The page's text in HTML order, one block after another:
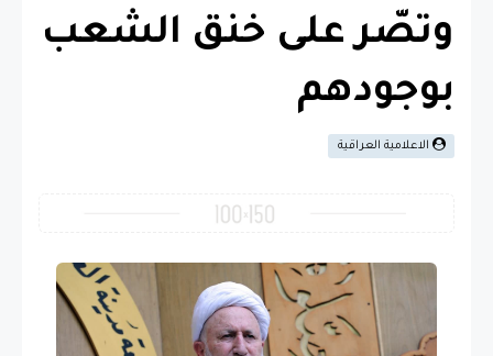
وتصّر على خنق الشعب
بوجودهم
الاعلامية العراقية